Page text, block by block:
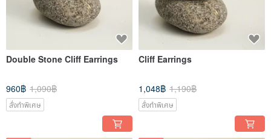
Double Stone Cliff Earrings
960฿ 1,090฿
สั่งทำพิเศษ
Cliff Earrings
1,048฿ 1,190฿
สั่งทำพิเศษ